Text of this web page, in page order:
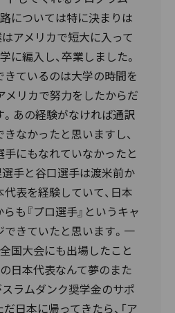
については特に決まりは
アメリカで短大に入って
に編入し、卒業しました。
きているのは大学の時間を
メリカで努力をしたからだ
。あの経験がなければ通訳
なかったと思いますし、
手にもなれていなかったと
手と谷口選手は渡米前か
表を経験していて、日本
も『プロ選手』というキャ
できていたと思います。一
国大会にも出場したこと
日本代表なんて夢のまた
ラムダンク奨学金のサポ
日本に帰ってきたら、「ア